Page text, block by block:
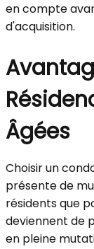
en compte
d'acquisition.
Âgées
Choisir un
présente de
résidents que
deviennent de
en pleine